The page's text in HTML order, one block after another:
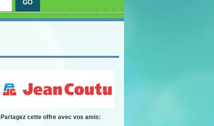
Partagez cette offre avec vos amis: